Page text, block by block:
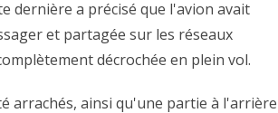
dernière a précisé que l'avion avait
et partagée sur les réseaux
décrochée en plein vol.
arrachés, ainsi qu'une partie à l'arrière